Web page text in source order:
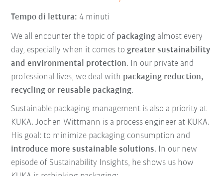
Tempo di lettura: 4 minuti
We all encounter the topic of packaging almost every
day, especially when it comes togreater sustainability
and environmental protection. In our private and
professional lives, we deal with packaging reduction,
recycling or reusable packaging.
Sustainable packaging management is also a priority at
KUKA. Jochen Wittmann is a process engineer at KUKA.
His goal: to minimize packaging consumption and
introduce more sustainable solutions. In our new
episode of Sustainability Insights, he shows us how